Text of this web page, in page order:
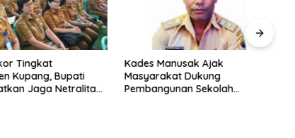
Tingkat
Kupang, Bupati
Jaga Netralitas
Kades Manusak Ajak
Masyarakat Dukung
Pembangunan Sekolah